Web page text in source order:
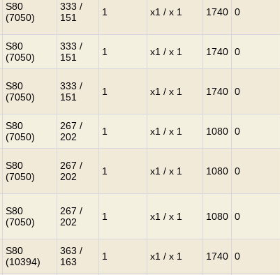
S80
(7050)
333 /
151
1 x1 / x 1 1740 0
S80
(7050)
333 /
151
1 x1 / x 1 1740 0
S80
(7050)
333 /
151
1 x1 / x 1 1740 0
S80
(7050)
267 /
202
1 x1 / x 1 1080 0
S80
(7050)
267 /
202
1 x1 / x 1 1080 0
S80
(7050)
267 /
202
1 x1 / x 1 1080 0
S80
(10394)
363 /
163
1 x1 / x 1 1740 0